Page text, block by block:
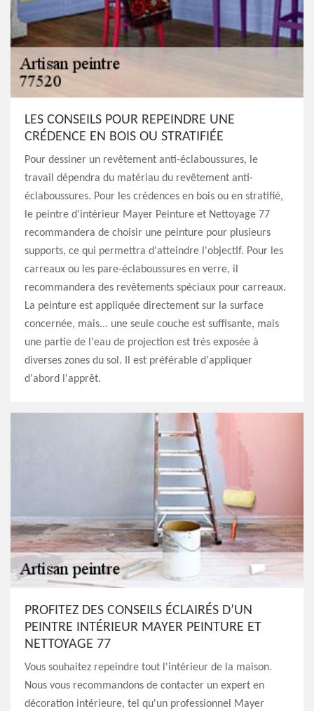
LES CONSEILS POUR REPEINDRE UNE
CRÉDENCE EN BOIS OU STRATIFIÉE
Pour dessiner un revêtement anti-éclaboussures, le
travail dépendra du matériau du revêtement anti-
éclaboussures. Pour les crédences en bois ou en stratifié,
le peintre d'intérieur Mayer Peinture et Nettoyage 77
recommandera de choisir une peinture pour plusieurs
supports, ce qui permettra d'atteindre l'objectif. Pour les
carreaux ou les pare-éclaboussures en verre, il
recommandera des revêtements spéciaux pour carreaux.
La peinture est appliquée directement sur la surface
concernée, mais... une seule couche est suffisante, mais
une partie de l'eau de projection est très exposée à
diverses zones du sol. Il est préférable d'appliquer
d'abord l'apprêt.
PROFITEZ DES CONSEILS ÉCLAIRÉS D’UN
PEINTRE INTÉRIEUR MAYER PEINTURE ET
NETTOYAGE 77
Vous souhaitez repeindre tout l'intérieur de la maison.
Nous vous recommandons de contacter un expert en
décoration intérieure, tel qu'un professionnel Mayer